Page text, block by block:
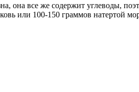
она все же содержит углеводы,
или 100-150 граммов натертой